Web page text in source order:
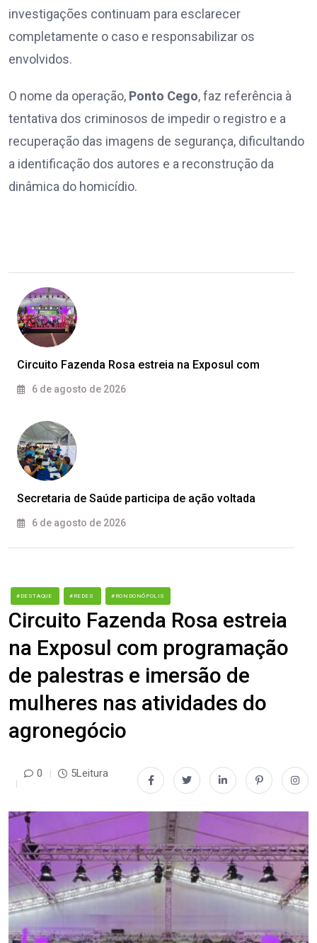
investigações continuam para esclarecer
completamente o caso e responsabilizar os
envolvidos.
O nome da operação, Ponto Cego, faz referência à
tentativa dos criminosos de impedir o registro e a
recuperação das imagens de segurança, dificultando
a identificação dos autores e a reconstrução da
dinâmica do homicídio.
Circuito Fazenda Rosa estreia na Exposul com
6 de agosto de 2026
Secretaria de Saúde participa de ação voltada
6 de agosto de 2026
#DESTAQUE #REDES #RONDONÓPOLIS
Circuito Fazenda Rosa estreia
na Exposul com programação
de palestras e imersão de
mulheres nas atividades do
agronegócio
0 5Leitura